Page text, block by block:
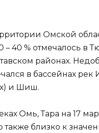
Омской
– 40 % отмечалось в
районах.
в бассейнах
и Шиш.
Омь, Тара на 17
близко к